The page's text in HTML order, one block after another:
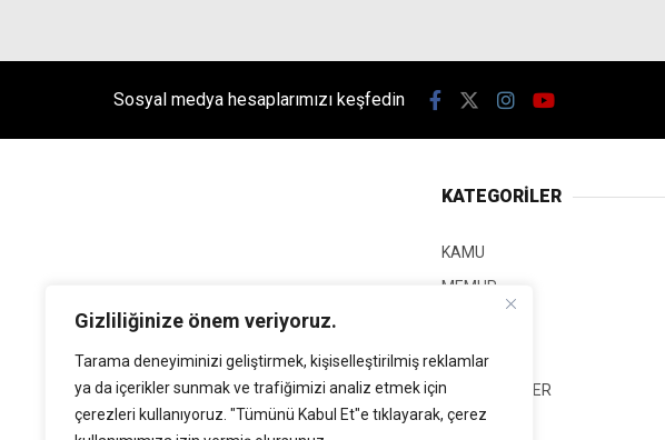
Gizliliğinize önem veriyoruz.
Tarama deneyiminizi geliştirmek, kişiselleştirilmiş reklamlar
ya da içerikler sunmak ve trafiğimizi analiz etmek için
çerezleri kullanıyoruz. "Tümünü Kabul Et"e tıklayarak, çerez
Sosyal medya hesaplarımızı keşfedin
KATEGORİLER
KAMU
MEMUR
EĞİTİM
GÜNCEL HABER
SİYASET